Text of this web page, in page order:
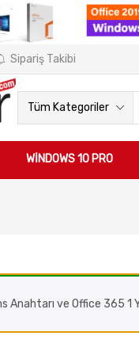
Sipariş Takibi
Tüm Kategoriler
WINDOWS 10 PRO
Anahtarı ve Office 365 1